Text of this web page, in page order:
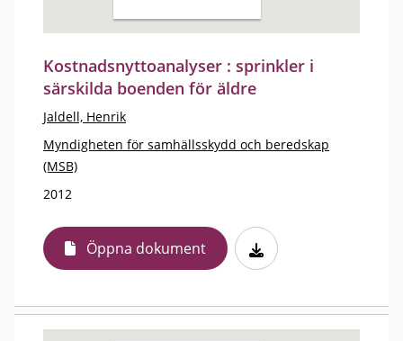
Kostnadsnyttoanalyser : sprinkler i
särskilda boenden för äldre
Jaldell, Henrik
Myndigheten för samhällsskydd och beredskap
(MSB)
2012
Öppna dokument